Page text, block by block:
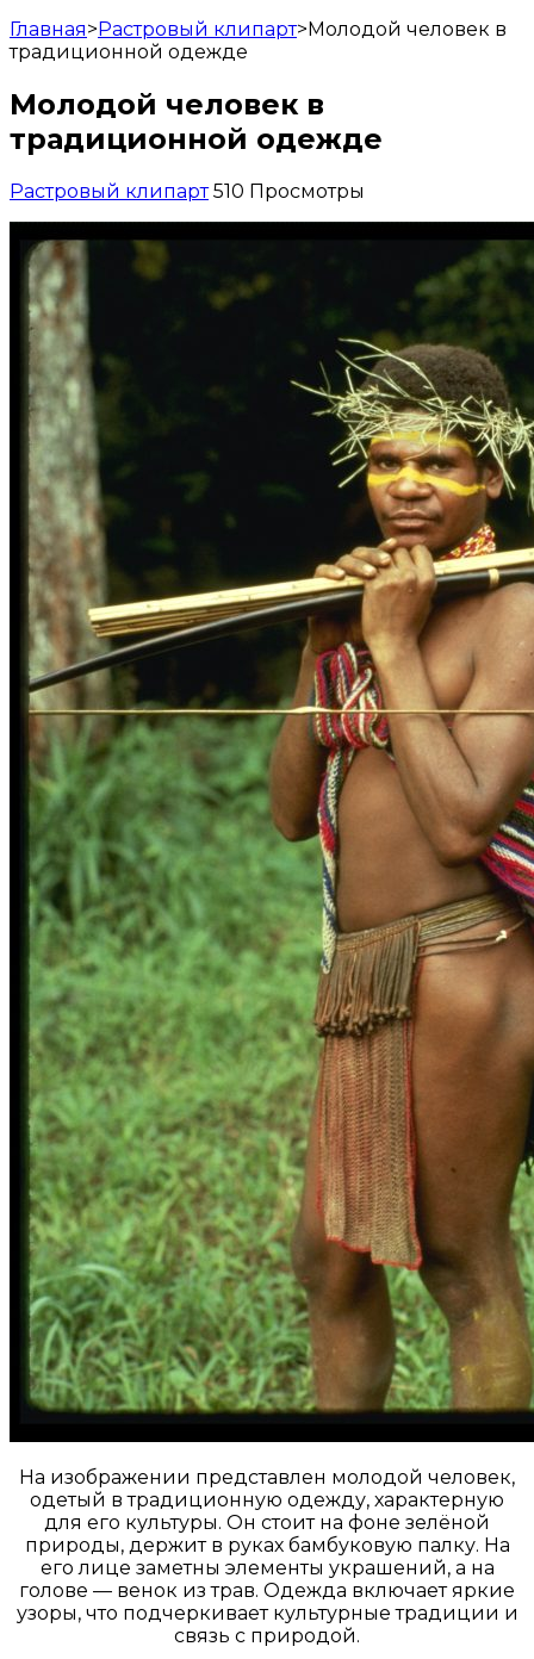
Главная>Растровый клипарт>Молодой человек в
традиционной одежде
Молодой человек в
традиционной одежде
Растровый клипарт 510 Просмотры
На изображении представлен молодой человек,
одетый в традиционную одежду, характерную
для его культуры. Он стоит на фоне зелёной
природы, держит в руках бамбуковую палку. На
его лице заметны элементы украшений, а на
голове — венок из трав. Одежда включает яркие
узоры, что подчеркивает культурные традиции и
связь с природой.